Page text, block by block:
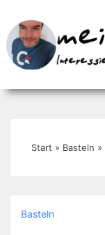
Zum
Inhalt
Start » Basteln »
Basteln